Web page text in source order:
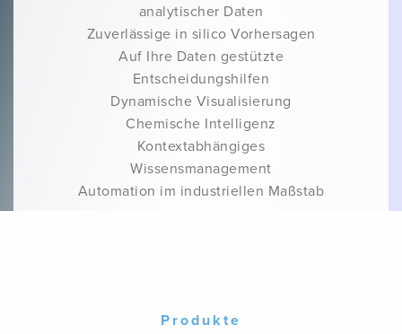
analytischer Daten
Zuverlässige in silico Vorhersagen
Auf Ihre Daten gestützte
Entscheidungshilfen
Dynamische Visualisierung
Chemische Intelligenz
Kontextabhängiges
Wissensmanagement
Automation im industriellen Maßstab
Produkte